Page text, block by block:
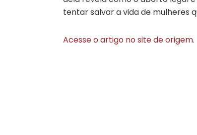
tentar salvar a vida de mulheres
Acesse o artigo no site de origem.